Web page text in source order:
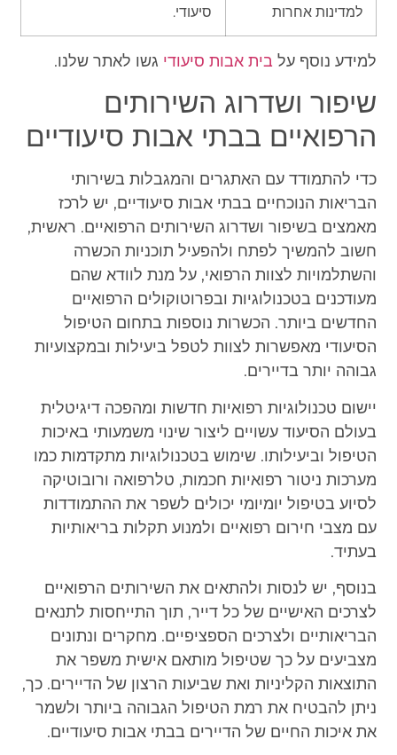
למדינות אחרות
סיעודי.
למידע נוסף על בית אבות סיעודי גשו לאתר שלנו.
שיפור ושדרוג השירותים
הרפואיים בבתי אבות סיעודיים
כדי להתמודד עם האתגרים והמגבלות בשירותי
הבריאות הנוכחיים בבתי אבות סיעודיים, יש לרכז
מאמצים בשיפור ושדרוג השירותים הרפואיים. ראשית,
חשוב להמשיך לפתח ולהפעיל תוכניות הכשרה
והשתלמויות לצוות הרפואי, על מנת לוודא שהם
מעודכנים בטכנולוגיות ובפרוטוקולים הרפואיים
החדשים ביותר. הכשרות נוספות בתחום הטיפול
הסיעודי מאפשרות לצוות לטפל ביעילות ובמקצועיות
גבוהה יותר בדיירים.
יישום טכנולוגיות רפואיות חדשות ומהפכה דיגיטלית
בעולם הסיעוד עשויים ליצור שינוי משמעותי באיכות
הטיפול וביעילותו. שימוש בטכנולוגיות מתקדמות כמו
מערכות ניטור רפואיות חכמות, טלרפואה ורובוטיקה
לסיוע בטיפול יומיומי יכולים לשפר את ההתמודדות
עם מצבי חירום רפואיים ולמנוע תקלות בריאותיות
בעתיד.
בנוסף, יש לנסות ולהתאים את השירותים הרפואיים
לצרכים האישיים של כל דייר, תוך התייחסות לתנאים
הבריאותיים ולצרכים הספציפיים. מחקרים ונתונים
מצביעים על כך שטיפול מותאם אישית משפר את
התוצאות הקליניות ואת שביעות הרצון של הדיירים. כך,
ניתן להבטיח את רמת הטיפול הגבוהה ביותר ולשמר
את איכות החיים של הדיירים בבתי אבות סיעודיים.